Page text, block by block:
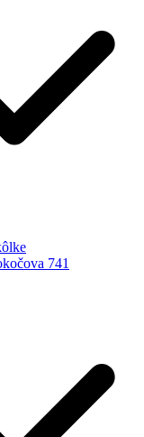
741